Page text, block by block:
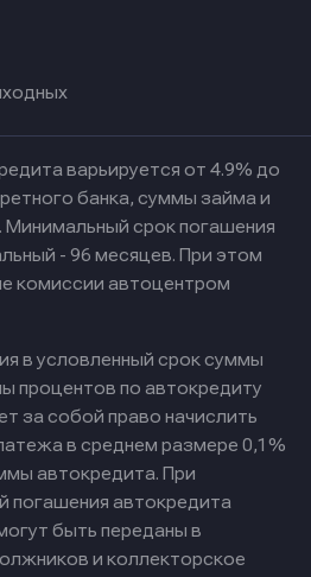
варьируется от 4.9% до
банка, суммы займа и
срок погашения
- 96 месяцев. При этом
комиссии автоцентром
в условленный срок суммы
процентов по автокредиту
за собой право начислить
в среднем размере 0,1%
автокредита. При
погашения автокредита
быть переданы в
и коллекторское